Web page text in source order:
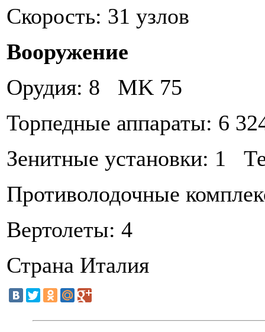
Скорость: 31 узлов
Вооружение
Орудия: 8 MK 75
Торпедные аппараты: 6
Зенитные установки: 1
Противолодочные
Вертолеты: 4
Страна Италия